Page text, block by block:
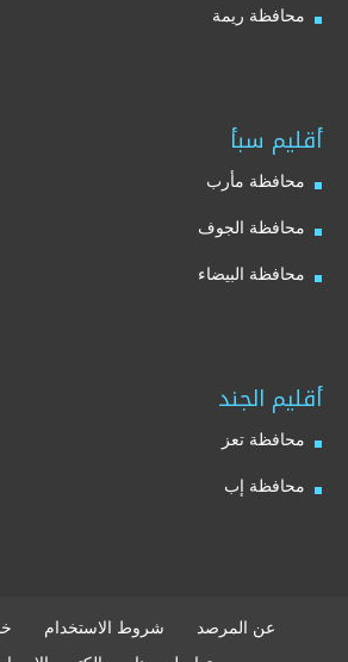
محافظة ريمة
أقليم سبأ
محافظة مأرب
محافظة الجوف
محافظة البيضاء
أقليم الجند
محافظة تعز
محافظة إب
عن المرصد شروط الاستخدام